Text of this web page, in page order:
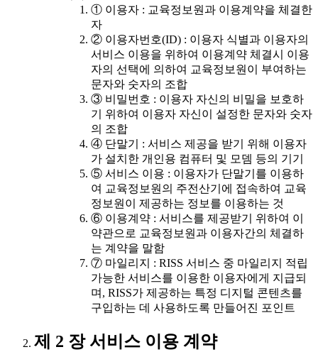
① 이용자 : 교육정보원과 이용계약을 체결한
자
② 이용자번호(ID) : 이용자 식별과 이용자의
서비스 이용을 위하여 이용계약 체결시 이용
자의 선택에 의하여 교육정보원이 부여하는
문자와 숫자의 조합
③ 비밀번호 : 이용자 자신의 비밀을 보호하
기 위하여 이용자 자신이 설정한 문자와 숫자
의 조합
④ 단말기 : 서비스 제공을 받기 위해 이용자
가 설치한 개인용 컴퓨터 및 모뎀 등의 기기
⑤ 서비스 이용 : 이용자가 단말기를 이용하
여 교육정보원의 주전산기에 접속하여 교육
정보원이 제공하는 정보를 이용하는 것
⑥ 이용계약 : 서비스를 제공받기 위하여 이
약관으로 교육정보원과 이용자간의 체결하
는 계약을 말함
⑦ 마일리지 : RISS 서비스 중 마일리지 적립
가능한 서비스를 이용한 이용자에게 지급되
며, RISS가 제공하는 특정 디지털 콘텐츠를
구입하는 데 사용하도록 만들어진 포인트
제 2 장 서비스 이용 계약